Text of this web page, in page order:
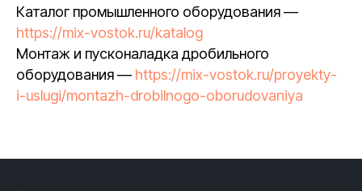
Каталог промышленного оборудования —
https://mix-vostok.ru/katalog
Монтаж и пусконаладка дробильного
оборудования — https://mix-vostok.ru/proyekty-
i-uslugi/montazh-drobilnogo-oborudovaniya